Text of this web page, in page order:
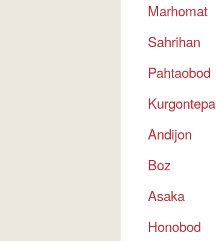
Marhomat
Sahrihan
Pahtaobod
Kurgontepa
Andijon
Boz
Asaka
Honobod